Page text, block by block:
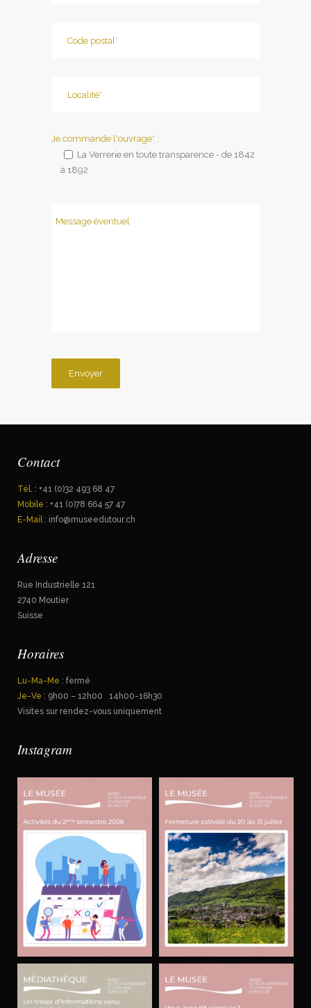
Je commande l'ouvrage* :
La Verrerie en toute transparence - de 1842
à 1892
Contact
Tél.
: +41 (0)32 493 68 47
Mobile : +41 (0)78 664 57 47
E-Mail : info@museedutour.ch
Adresse
Rue Industrielle 121
2740 Moutier
Suisse
Horaires
Lu-Ma-Me : fermé
Je-Ve : 9h00 – 12h00 14h00-16h30
Visites sur rendez-vous uniquement
Instagram